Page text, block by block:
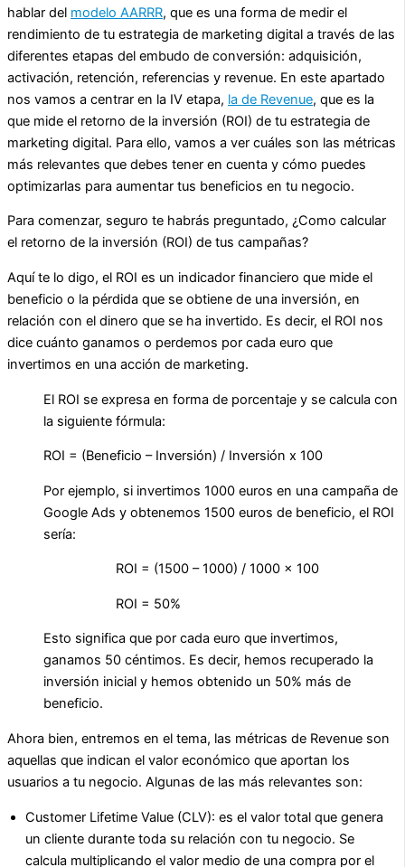
hablar del modelo AARRR, que es una forma de medir el
rendimiento de tu estrategia de marketing digital a través de las
diferentes etapas del embudo de conversión: adquisición,
activación, retención, referencias y revenue. En este apartado
nos vamos a centrar en la IV etapa, la de Revenue, que es la
que mide el retorno de la inversión (ROI) de tu estrategia de
marketing digital. Para ello, vamos a ver cuáles son las métricas
más relevantes que debes tener en cuenta y cómo puedes
optimizarlas para aumentar tus beneficios en tu negocio.
Para comenzar, seguro te habrás preguntado, ¿Como calcular
el retorno de la inversión (ROI) de tus campañas?
Aquí te lo digo, el ROI es un indicador financiero que mide el
beneficio o la pérdida que se obtiene de una inversión, en
relación con el dinero que se ha invertido. Es decir, el ROI nos
dice cuánto ganamos o perdemos por cada euro que
invertimos en una acción de marketing.
El ROI se expresa en forma de porcentaje y se calcula con
la siguiente fórmula:
ROI = (Beneficio – Inversión) / Inversión x 100
Por ejemplo, si invertimos 1000 euros en una campaña de
Google Ads y obtenemos 1500 euros de beneficio, el ROI
sería:
ROI = (1500 – 1000) / 1000 x 100
ROI = 50%
Esto significa que por cada euro que invertimos,
ganamos 50 céntimos. Es decir, hemos recuperado la
inversión inicial y hemos obtenido un 50% más de
beneficio.
Ahora bien, entremos en el tema, las métricas de Revenue son
aquellas que indican el valor económico que aportan los
usuarios a tu negocio. Algunas de las más relevantes son:
Customer Lifetime Value (CLV): es el valor total que genera
un cliente durante toda su relación con tu negocio. Se
calcula multiplicando el valor medio de una compra por el